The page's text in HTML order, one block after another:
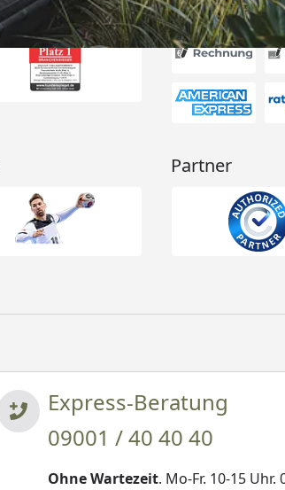
Akzeptierte
Partner
Express-Beratung
09001 / 40 40 40
Ohne Wartezeit. Mo-Fr. 10-15 Uhr.